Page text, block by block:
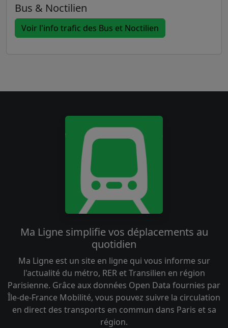
Bus & Noctilien
Voir l'info trafic des Bus et Noctilien
Ma Ligne simplifie vos déplacements au
quotidien
Ma Ligne est un site en ligne qui vous informe sur
l'actualité du métro, RER et Transilien en région
Parisienne. Grâce aux données Open Data fournies par
Île-de-France Mobilité, vous pouvez suivre la circulation
en direct des transports en commun dans Paris et sa
région.